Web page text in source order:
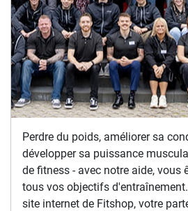
Perdre du poids, améliorer sa
développer sa puissance
de fitness - avec notre aide, vous
tous vos objectifs
site internet de Fitshop, votre